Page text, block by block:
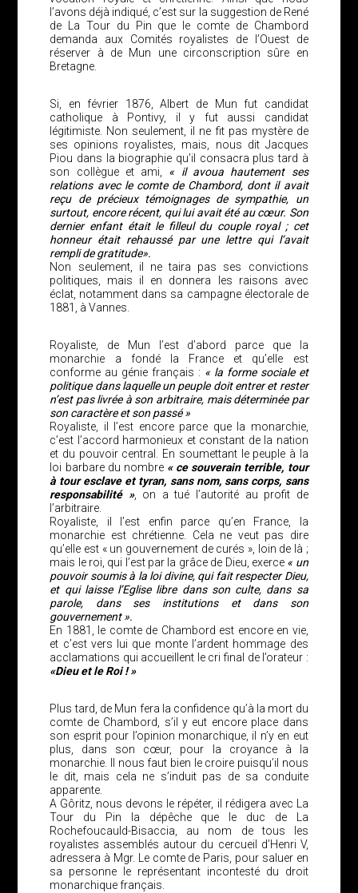
l’avons déjà indiqué, c’est sur la suggestion de René
de La Tour du Pin que le comte de Chambord
demanda aux Comités royalistes de l’Ouest de
réserver à de Mun une circonscription sûre en
Bretagne.
Si, en février 1876, Albert de Mun fut candidat
catholique à Pontivy, il y fut aussi candidat
légitimiste. Non seulement, il ne fit pas mystère de
ses opinions royalistes, mais, nous dit Jacques
Piou dans la biographie qu’il consacra plus tard à
son collègue et ami, « il avoua hautement ses
relations avec le comte de Chambord, dont il avait
reçu de précieux témoignages de sympathie, un
surtout, encore récent, qui lui avait été au cœur. Son
dernier enfant était le filleul du couple royal ; cet
honneur était rehaussé par une lettre qui l’avait
rempli de gratitude».
Non seulement, il ne taira pas ses convictions
politiques, mais il en donnera les raisons avec
éclat, notamment dans sa campagne électorale de
1881, à Vannes.
Royaliste, de Mun l’est d’abord parce que la
monarchie a fondé la France et qu’elle est
conforme au génie français : « la forme sociale et
politique dans laquelle un peuple doit entrer et rester
n’est pas livrée à son arbitraire, mais déterminée par
son caractère et son passé »
Royaliste, il l’est encore parce que la monarchie,
c’est l’accord harmonieux et constant de la nation
et du pouvoir central. En soumettant le peuple à la
loi barbare du nombre « ce souverain terrible, tour
à tour esclave et tyran, sans nom, sans corps, sans
responsabilité », on a tué l’autorité au profit de
l’arbitraire.
Royaliste, il l’est enfin parce qu’en France, la
monarchie est chrétienne. Cela ne veut pas dire
qu’elle est « un gouvernement de curés », loin de là ;
mais le roi, qui l’est par la grâce de Dieu, exerce « un
pouvoir soumis à la loi divine, qui fait respecter Dieu,
et qui laisse l’Eglise libre dans son culte, dans sa
parole, dans ses institutions et dans son
gouvernement ».
En 1881, le comte de Chambord est encore en vie,
et c’est vers lui que monte l’ardent hommage des
acclamations qui accueillent le cri final de l’orateur :
«Dieu et le Roi ! »
Plus tard, de Mun fera la confidence qu’à la mort du
comte de Chambord, s’il y eut encore place dans
son esprit pour l’opinion monarchique, il n’y en eut
plus, dans son cœur, pour la croyance à la
monarchie. Il nous faut bien le croire puisqu’il nous
le dit, mais cela ne s’induit pas de sa conduite
apparente.
A Gôritz, nous devons le répéter, il rédigera avec La
Tour du Pin la dépêche que le duc de La
Rochefoucauld-Bisaccia, au nom de tous les
royalistes assemblés autour du cercueil d’Henri V,
adressera à Mgr. Le comte de Paris, pour saluer en
sa personne le représentant incontesté du droit
monarchique français.